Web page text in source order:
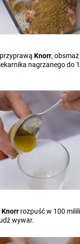
Knorr,
nagrzanego do
Knorr rozpuść w 100
wywar.